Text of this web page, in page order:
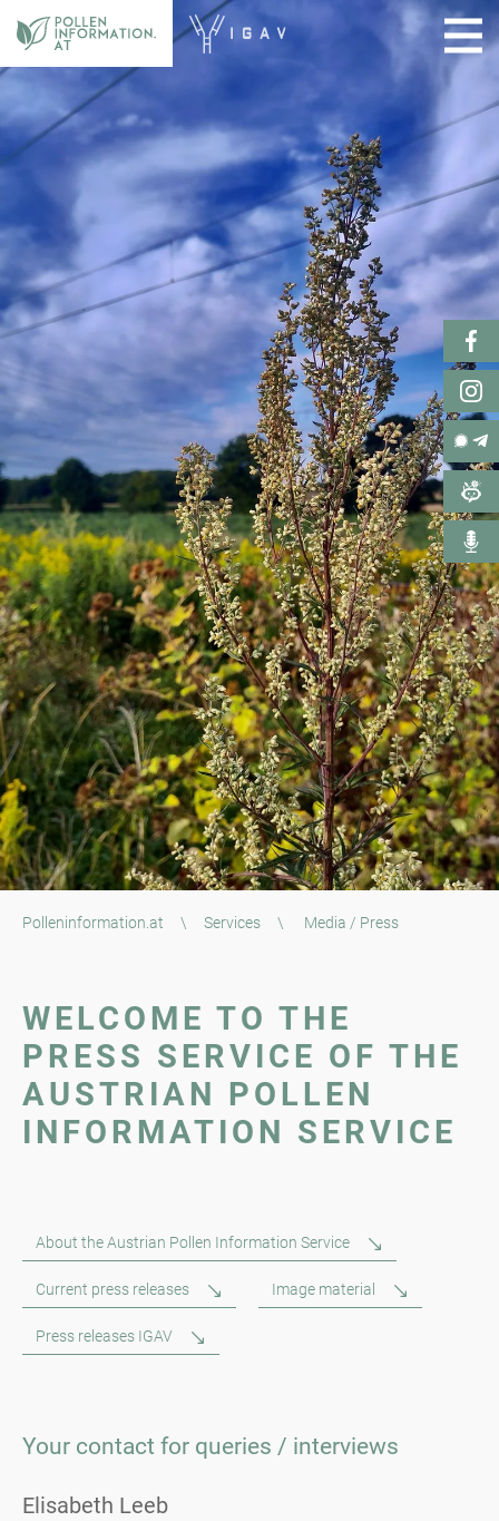
Polleninformation.at \ Services \ Media / Press
WELCOME TO THE
PRESS SERVICE OF THE
AUSTRIAN POLLEN
INFORMATION SERVICE
About the Austrian Pollen Information Service
Current press releases Image material
Press releases IGAV
Your contact for queries / interviews
Elisabeth Leeb